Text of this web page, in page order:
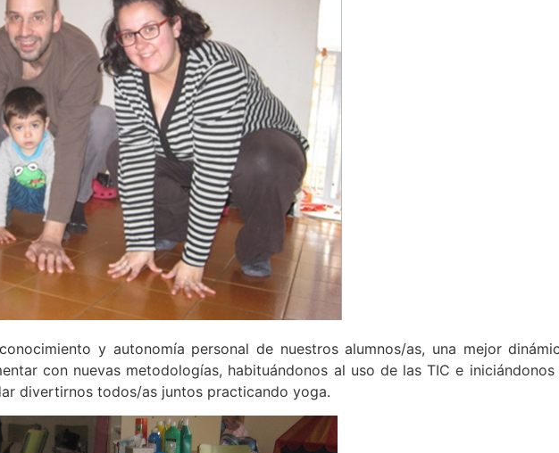
y autonomía personal de nuestros alumnos/as, una mejor
con nuevas metodologías, habituándonos al uso de las TIC e iniciándonos
divertirnos todos/as juntos practicando yoga.